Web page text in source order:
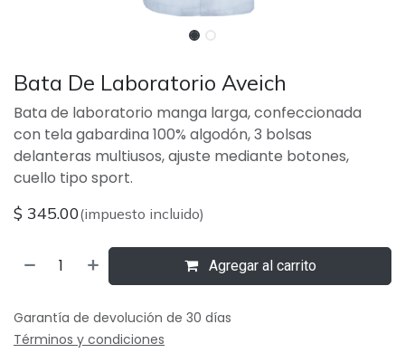
Bata De Laboratorio Aveich
Bata de laboratorio manga larga, confeccionada
con tela gabardina 100% algodón, 3 bolsas
delanteras multiusos, ajuste mediante botones,
cuello tipo sport.
$ 345.00(impuesto incluido)
Agregar al carrito
Garantía de devolución de 30 días
Términos y condiciones